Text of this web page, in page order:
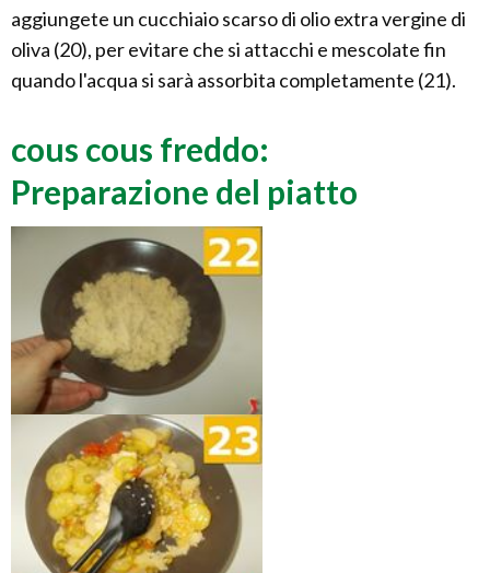
aggiungete un cucchiaio scarso di olio extra vergine di
oliva (20), per evitare che si attacchi e mescolate fin
quando l'acqua si sarà assorbita completamente (21).
cous cous freddo:
Preparazione del piatto